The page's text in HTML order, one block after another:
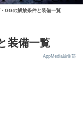
GGの解放条件と装備一覧
装備一覧
AppMedia編集部